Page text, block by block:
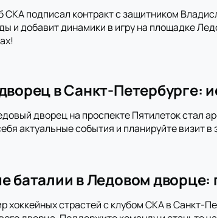
СКА подписал контракт с защитником
и добавит динамики в игру на площадке
в Санкт-Петербурге:
дворец на проспекте Пятилеток стал
актуальные события и планируйте визит
баталии в Ледовом
хоккейных страстей с клубом СКА в Санкт-